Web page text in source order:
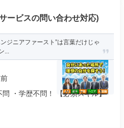
ービスの問い合わせ対応)
ジニアファースト”は言葉だけじゃ
...
・学歴不問！ 【必須スキル】